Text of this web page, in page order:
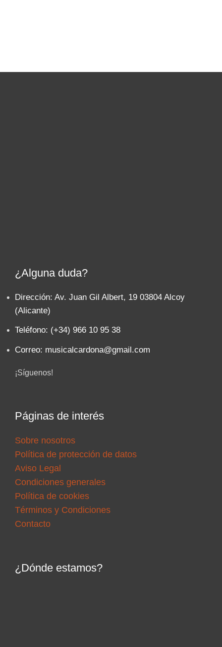
¿Alguna duda?
Dirección: Av. Juan Gil Albert, 19 03804 Alcoy
(Alicante)
Teléfono: (+34) 966 10 95 38
Correo: musicalcardona@gmail.com
¡Síguenos!
Páginas de interés
Sobre nosotros
Política de protección de datos
Aviso Legal
Condiciones generales
Política de cookies
Términos y Condiciones
Contacto
¿Dónde estamos?